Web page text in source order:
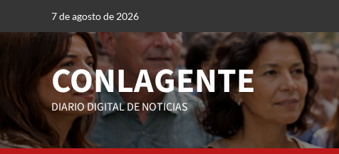
7 de agosto de 2026
CONLAGENTE
DIARIO DIGITAL DE NOTICIAS